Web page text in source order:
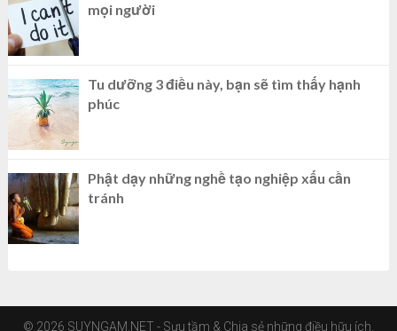
mọi người
Tu dưỡng 3 điều này, bạn sẽ tìm thấy hạnh
phúc
Phật dạy những nghề tạo nghiệp xấu cần
tránh
© 2026 SUYNGAM.NET - Sưu tầm & Chia sẻ những điều hữu ích.